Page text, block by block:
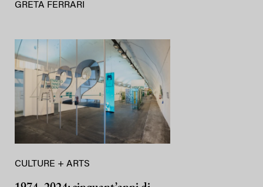
GRETA FERRARI
CULTURE + ARTS